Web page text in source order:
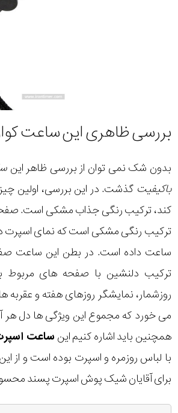
بررسی ظاهری این ساعت
بدون شک نمی توان از بررسی ظاهر این
باکیفیت گذشت. در این بررسی، اولین
کند، ترکیب رنگی جذاب مشکی است. صفحه
ترکیب رنگی مشکی است که نمای اسپرت
ساعت داده است. در بطن این ساعت
ترکیب دلنشین با صفحه های مربوط
روزشمار، نمایشگر روزهای هفته و
می خورد که مجموع این ویژگی ها دل هر
همچنین باید اشاره کنیم این ساعت
با لباس روزمره و اسپرت بوده است و از
برای آقایان شیک پوش اسپرت پسند